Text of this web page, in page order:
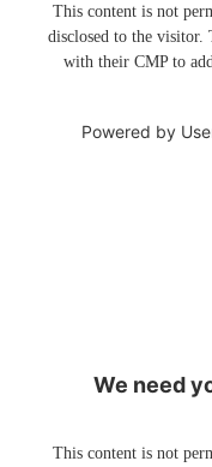
This content is not
disclosed to the visitor.
with their CMP to
Powered by
We need
This content is not